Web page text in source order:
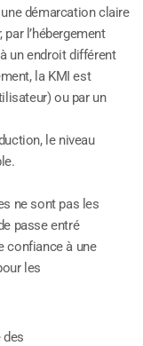
démarcation claire
l’hébergement
un endroit différent
la KMI est
ou par un
le niveau
ne sont pas les
passe entré
confiance à une
les
des